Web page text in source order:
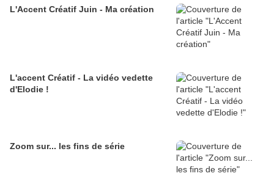
L'Accent Créatif Juin - Ma création
L'accent Créatif - La vidéo vedette
d'Elodie !
Zoom sur... les fins de série